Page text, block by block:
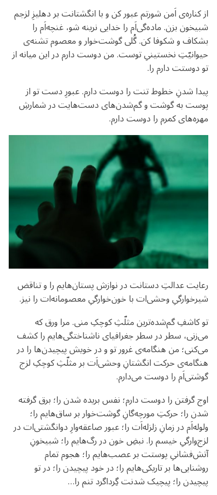
از کناره‌ی ‌اَمن شورتم عبور کن و با انگشتانت بر دهلیزِ لزجم
شبیخون بزن. ماده‌گی‌‌اَم را خدایی نرینه شو، غنچه‌‌اَم را
بشکاف و شکوفا کن. گُلی گوشت‌خوار و معصوم تشنه‌ی
حیوانیّتِ نخستینیِ توست. من دوست دارم در این میانه از
تو دوستت دارم‌ را.
پیدا شدنِ خطوط تنت را دوست دارم. عبورِ دست تو از
پوست به گوشت و گم‌شدن‌های دست‌هایت در شمارشِ
مهره‌های کمرم را دوست دارم.
رعایت عدالتِ دستانت در نوازش پستان‌هایم را و تناقض
شیرخوارگیِ وحشی‌ات با خون‌خوارگیِ‌ معصومانه‌ات را نیز.
تو کاشفِ گم‌شده‌ترین مثلّثِ کوچکِ منی. مرا ورق که
می‌زنی، سطر در سطر جغرافیای ناشناختگی‌هایم را کشف
می‌کنی؛ من هنگامه‌ی غرور تو و در خویش پیچیدن‌ها را در
هنگامه‌ی حرکت انگشتانِ وحشی‌اَت بر مثلّثِ کوچکِ لزج
گوشتی‌‌اَم را دوست می‌دارم.
اوج گرفتن را دوست دارم؛ نفس بریده شدن را؛ برق گرفته
شدن را؛ حرکتِ مورچه‌گانِ گوشت‌خوار بر ساق‌هایم را؛
ولوله‌اَم در زمانِ زلزله‌اَت را؛ عبور صاعقه‌وارِ دوانگشتی‌ات در
لزج‌وارگیِ خیسم را. نبضِ خون در رگ‌هایم را؛ شبیخونِ
آتش‌فشانیِ پوستت بر عصب‌هایم را؛ هجوم تمام
روشنایی‌ها بر تاریکی‌هایم را؛ در خود پیچیدن را؛ در تو
پیچیدن را؛ پیچیک شدنت گِرداگرد تنم را…